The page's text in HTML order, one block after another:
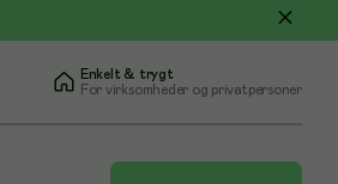
Enkelt & trygt
For virksomheder og privatpersoner